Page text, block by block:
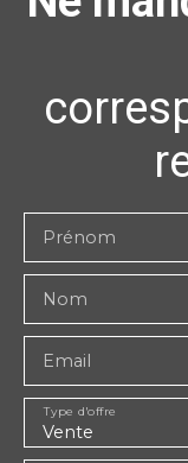
Prénom
Nom
Email
Vente
Type d'offre